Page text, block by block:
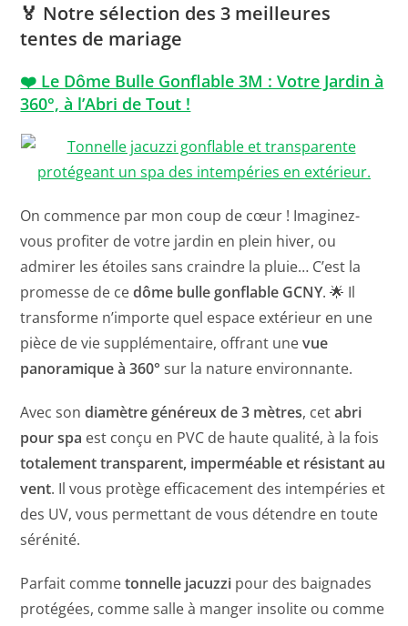
🏅 Notre sélection des 3 meilleures
tentes de mariage
❤️ Le Dôme Bulle Gonflable 3M : Votre Jardin à
360°, à l’Abri de Tout !
On commence par mon coup de cœur ! Imaginez-
vous profiter de votre jardin en plein hiver, ou
admirer les étoiles sans craindre la pluie… C’est la
promesse de cedôme bulle gonflable GCNY. 🌟 Il
transforme n’importe quel espace extérieur en une
pièce de vie supplémentaire, offrant unevue
panoramique à 360° sur la nature environnante.
Avec sondiamètre généreux de 3 mètres, cetabri
pour spa est conçu en PVC de haute qualité, à la fois
totalement transparent, imperméable et résistant au
vent. Il vous protège efficacement des intempéries et
des UV, vous permettant de vous détendre en toute
sérénité.
Parfait commetonnelle jacuzzi pour des baignades
protégées, comme salle à manger insolite ou comme